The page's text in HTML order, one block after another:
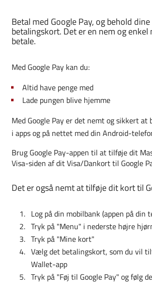
Betal med Google Pay, og behold
betalingskort. Det er en nem og enkel
betale.
Med Google Pay kan du:
Altid have penge med
Lade pungen blive hjemme
Med Google Pay er det nemt og sikkert at
i apps og på nettet med din Android-
Brug Google Pay-appen til at tilføje dit
Visa-siden af dit Visa/Dankort til Google
Det er også nemt at tilføje dit kort til
Log på din mobilbank (appen på din
Tryk på "Menu" i nederste højre
Tryk på "Mine kort"
Vælg det betalingskort, som du vil
Wallet-app
Tryk på "Føj til Google Pay" og følg